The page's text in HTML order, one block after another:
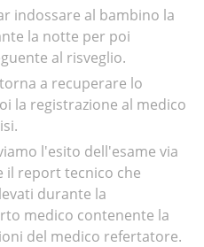
indossare al bambino la
la notte per poi
al risveglio.
a recuperare lo
la registrazione al medico
l'esito dell'esame via
il report tecnico che
durante la
medico contenente la
del medico refertatore.